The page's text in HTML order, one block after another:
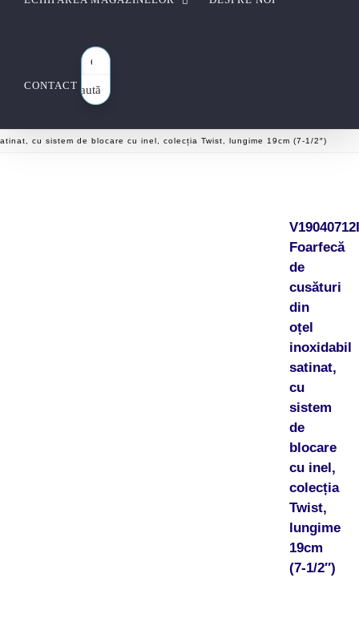
CONTACTCaută
cu sistem de blocare cu inel, colecția Twist, lungime 19cm (7-1/2″)
Foarfecă
de
cusături
din
oțel
inoxidabil
satinat,
cu
sistem
de
blocare
cu inel,
colecția
Twist,
lungime
19cm
(7-1/2″)